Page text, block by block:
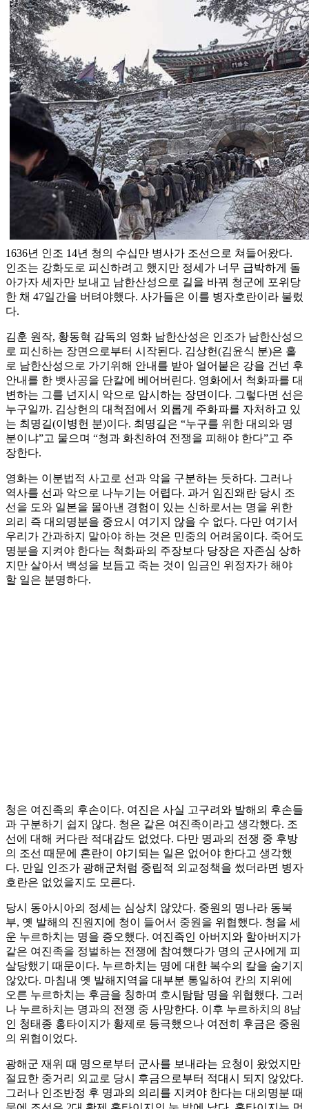
1636년 인조 14년 청의 수십만 병사가 조선으로 쳐들어왔다.
인조는 강화도로 피신하려고 했지만 정세가 너무 급박하게 돌
아가자 세자만 보내고 남한산성으로 길을 바꿔 청군에 포위당
한 채 47일간을 버텨야했다. 사가들은 이를 병자호란이라 불렀
다.
김훈 원작, 황동혁 감독의 영화 남한산성은 인조가 남한산성으
로 피신하는 장면으로부터 시작된다. 김상헌(김윤식 분)은 홀
로 남한산성으로 가기위해 안내를 받아 얼어붙은 강을 건넌 후
안내를 한 뱃사공을 단칼에 베어버린다. 영화에서 척화파를 대
변하는 그를 넌지시 악으로 암시하는 장면이다. 그렇다면 선은
누구일까. 김상헌의 대척점에서 외롭게 주화파를 자처하고 있
는 최명길(이병헌 분)이다. 최명길은 “누구를 위한 대의와 명
분이냐”고 물으며 “청과 화친하여 전쟁을 피해야 한다”고 주
장한다.
영화는 이분법적 사고로 선과 악을 구분하는 듯하다. 그러나
역사를 선과 악으로 나누기는 어렵다. 과거 임진왜란 당시 조
선을 도와 일본을 몰아낸 경험이 있는 신하로서는 명을 위한
의리 즉 대의명분을 중요시 여기지 않을 수 없다. 다만 여기서
우리가 간과하지 말아야 하는 것은 민중의 어려움이다. 죽어도
명분을 지켜야 한다는 척화파의 주장보다 당장은 자존심 상하
지만 살아서 백성을 보듬고 죽는 것이 임금인 위정자가 해야
할 일은 분명하다.
청은 여진족의 후손이다. 여진은 사실 고구려와 발해의 후손들
과 구분하기 쉽지 않다. 청은 같은 여진족이라고 생각했다. 조
선에 대해 커다란 적대감도 없었다. 다만 명과의 전쟁 중 후방
의 조선 때문에 혼란이 야기되는 일은 없어야 한다고 생각했
다. 만일 인조가 광해군처럼 중립적 외교정책을 썼더라면 병자
호란은 없었을지도 모른다.
당시 동아시아의 정세는 심상치 않았다. 중원의 명나라 동북
부, 옛 발해의 진원지에 청이 들어서 중원을 위협했다. 청을 세
운 누르하치는 명을 증오했다. 여진족인 아버지와 할아버지가
같은 여진족을 정벌하는 전쟁에 참여했다가 명의 군사에게 피
살당했기 때문이다. 누르하치는 명에 대한 복수의 칼을 숨기지
않았다. 마침내 옛 발해지역을 대부분 통일하여 칸의 지위에
오른 누르하치는 후금을 칭하며 호시탐탐 명을 위협했다. 그러
나 누르하치는 명과의 전쟁 중 사망한다. 이후 누르하치의 8남
인 청태종 홍타이지가 황제로 등극했으나 여전히 후금은 중원
의 위협이었다.
광해군 재위 때 명으로부터 군사를 보내라는 요청이 왔었지만
절묘한 중거리 외교로 당시 후금으로부터 적대시 되지 않았다.
그러나 인조반정 후 명과의 의리를 지켜야 한다는 대의명분 때